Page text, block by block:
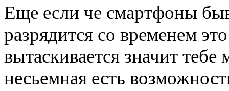
Еще если че смартфоны
разрядится со временем
вытаскивается значит
несьемная есть